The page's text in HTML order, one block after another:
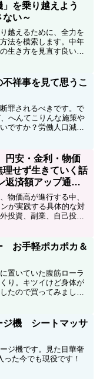
」を乗り越えよう
ない～
越えるために、全力を
法を模索します。中年
生き方を見直す良いチ
祥事を見て思うこ
罪されるべきです。で
へんてこりんな施策や
ですか？労働人口減少
向きな批判をできるよ
いものです。
円安・金利・物価
理せず生きていく話
済額アップ通知
のリアル ―
物価高が進行する中、
が実践する具体的な対
投資、副業、自己投資
お手軽ポカポカ＆
置いていた腹筋ローラ
り。キツイけど身体が
たので買ってみまし
に頑張ろうっと(￣▽
ジ機 シートマッサ
ジ機です。見た目華奢
った今でも現役です！